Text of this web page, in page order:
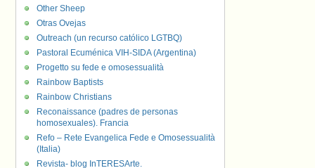
Other Sheep
Otras Ovejas
Outreach (un recurso católico LGTBQ)
Pastoral Ecuménica VIH-SIDA (Argentina)
Progetto su fede e omosessualità
Rainbow Baptists
Rainbow Christians
Reconaissance (padres de personas
homosexuales). Francia
Refo – Rete Evangelica Fede e Omosessualità
(Italia)
Revista- blog InTERESArte.